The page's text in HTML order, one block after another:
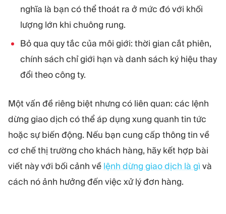
nghĩa là bạn có thể thoát ra ở mức đó với khối
lượng lớn khi chuông rung.
Bỏ qua quy tắc của môi giới: thời gian cắt phiên,
chính sách chỉ giới hạn và danh sách ký hiệu thay
đổi theo công ty.
Một vấn đề riêng biệt nhưng có liên quan: các lệnh
dừng giao dịch có thể áp dụng xung quanh tin tức
hoặc sự biến động. Nếu bạn cung cấp thông tin về
cơ chế thị trường cho khách hàng, hãy kết hợp bài
viết này với bối cảnh về lệnh dừng giao dịch là gì và
cách nó ảnh hưởng đến việc xử lý đơn hàng.